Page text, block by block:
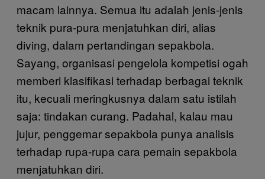
macam lainnya. Semua itu adalah jenis-jenis
teknik pura-pura menjatuhkan diri, alias
diving, dalam pertandingan sepakbola.
Sayang, organisasi pengelola kompetisi ogah
memberi klasifikasi terhadap berbagai teknik
itu, kecuali meringkusnya dalam satu istilah
saja: tindakan curang. Padahal, kalau mau
jujur, penggemar sepakbola punya analisis
terhadap rupa-rupa cara pemain sepakbola
menjatuhkan diri.